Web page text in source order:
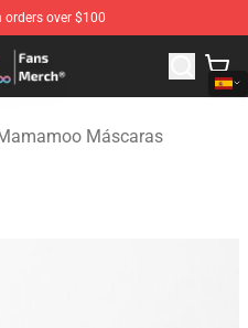
over $100
Mamamoo Merchandise Shop
Máscaras